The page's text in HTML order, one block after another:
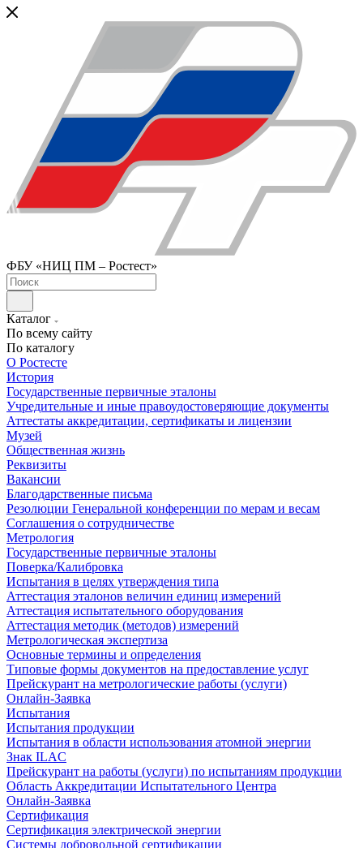
ФБУ «НИЦ ПМ – Ростест»
Каталог
По всему сайту
По каталогу
О Ростесте
История
Государственные первичные эталоны
Учредительные и иные правоудостоверяющие документы
Аттестаты аккредитации, сертификаты и лицензии
Музей
Общественная жизнь
Реквизиты
Вакансии
Благодарственные письма
Резолюции Генеральной конференции по мерам и весам
Соглашения о сотрудничестве
Метрология
Государственные первичные эталоны
Поверка/Калибровка
Испытания в целях утверждения типа
Аттестация эталонов величин единиц измерений
Аттестация испытательного оборудования
Аттестация методик (методов) измерений
Метрологическая экспертиза
Основные термины и определения
Типовые формы документов на предоставление услуг
Прейскурант на метрологические работы (услуги)
Онлайн-Заявка
Испытания
Испытания продукции
Испытания в области использования атомной энергии
Знак ILAC
Прейскурант на работы (услуги) по испытаниям продукции
Область Аккредитации Испытательного Центра
Онлайн-Заявка
Сертификация
Сертификация электрической энергии
Системы добровольной сертификации